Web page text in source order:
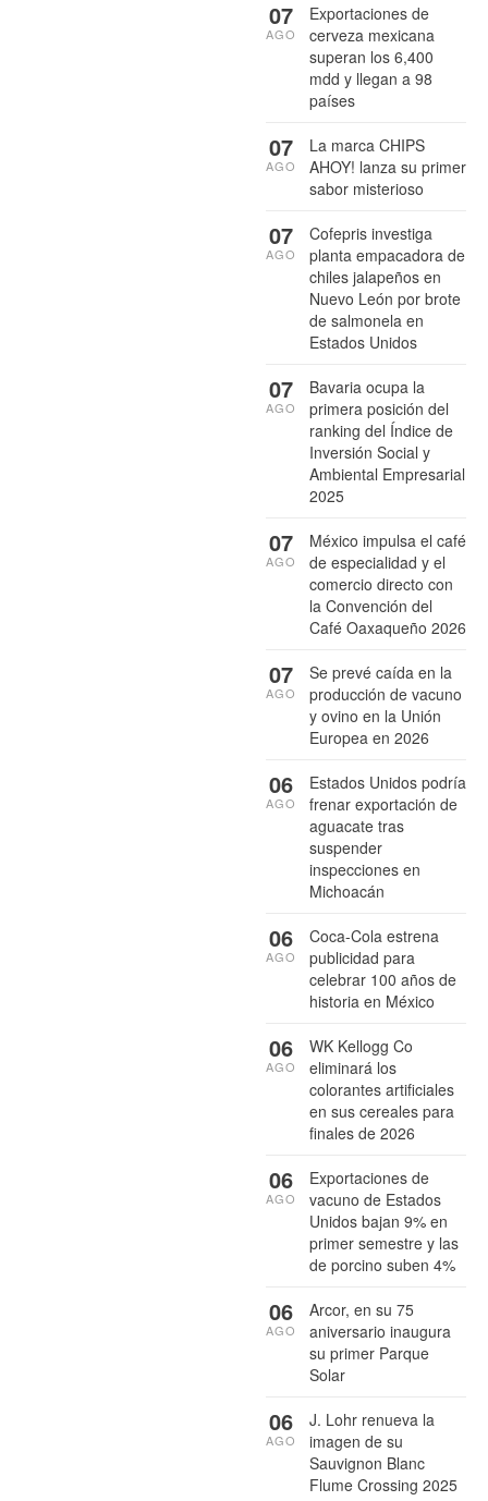
Exportaciones de
cerveza mexicana
superan los 6,400
mdd y llegan a 98
países
07
AGO
La marca CHIPS
AHOY! lanza su primer
sabor misterioso
07
AGO
Cofepris investiga
planta empacadora de
chiles jalapeños en
Nuevo León por brote
de salmonela en
Estados Unidos
07
AGO
Bavaria ocupa la
primera posición del
ranking del Índice de
Inversión Social y
Ambiental Empresarial
2025
07
AGO
México impulsa el café
de especialidad y el
comercio directo con
la Convención del
Café Oaxaqueño 2026
07
AGO
Se prevé caída en la
producción de vacuno
y ovino en la Unión
Europea en 2026
07
AGO
Estados Unidos podría
frenar exportación de
aguacate tras
suspender
inspecciones en
Michoacán
06
AGO
Coca-Cola estrena
publicidad para
celebrar 100 años de
historia en México
06
AGO
WK Kellogg Co
eliminará los
colorantes artificiales
en sus cereales para
finales de 2026
06
AGO
Exportaciones de
vacuno de Estados
Unidos bajan 9% en
primer semestre y las
de porcino suben 4%
06
AGO
Arcor, en su 75
aniversario inaugura
su primer Parque
Solar
06
AGO
J. Lohr renueva la
imagen de su
Sauvignon Blanc
Flume Crossing 2025
06
AGO